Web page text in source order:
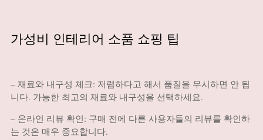
가성비 인테리어 소품 쇼핑 팁
– 재료와 내구성 체크: 저렴하다고 해서 품질을 무시하면 안 됩
니다. 가능한 최고의 재료와 내구성을 선택하세요.
– 온라인 리뷰 확인: 구매 전에 다른 사용자들의 리뷰를 확인하
는 것은 매우 중요합니다.